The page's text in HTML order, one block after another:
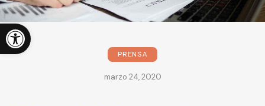
Abrir barra de herramientas
PRENSA
marzo 24, 2020